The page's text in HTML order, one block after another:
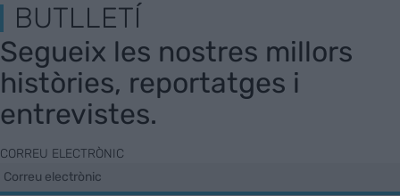
BUTLLETÍ
Segueix les nostres millors
històries, reportatges i
entrevistes.
CORREU ELECTRÒNIC